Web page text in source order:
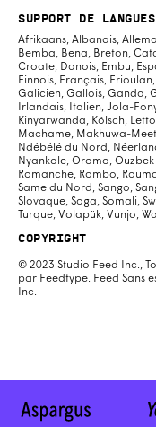
Support de langues
Afrikaans, Albanais,
Bemba, Bena, Breton,
Croate, Danois, Embu,
Finnois, Français,
Galicien, Gallois, Ganda,
Irlandais, Italien, Jola-
Kinyarwanda, Kölsch,
Machame, Makhuwa-
Ndébélé du Nord,
Nyankole, Oromo,
Romanche, Rombo,
Same du Nord, Sango,
Slovaque, Soga, Somali,
Turque, Volapük, Vunjo,
Copyright
© 2023 Studio Feed Inc.,
par Feedtype. Feed Sans
Inc.